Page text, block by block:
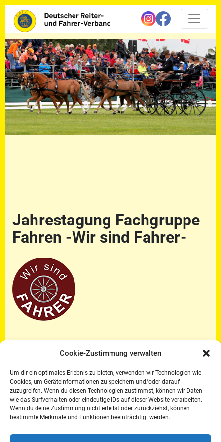
Cookie-Zustimmung verwalten
Um dir ein optimales Erlebnis zu bieten, verwenden wir Technologien wie
Cookies, um Geräteinformationen zu speichern und/oder darauf
zuzugreifen. Wenn du diesen Technologien zustimmst, können wir Daten
wie das Surfverhalten oder eindeutige IDs auf dieser Website verarbeiten.
Wenn du deine Zustimmung nicht erteilst oder zurückziehst, können
bestimmte Merkmale und Funktionen beeinträchtigt werden.
Jahrestagung Fachgruppe
Fahren -Wir sind Fahrer-
Die Fachgruppe Fahren -Wir sind Fahrer- im
diesjährigen Jahrestagung nach Selm/Olfen
ein.
Einladungen: